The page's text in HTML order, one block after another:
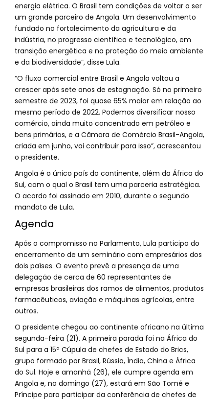
energia elétrica. O Brasil tem condições de voltar a ser
um grande parceiro de Angola. Um desenvolvimento
fundado no fortalecimento da agricultura e da
indústria, no progresso científico e tecnológico, em
transição energética e na proteção do meio ambiente
e da biodiversidade”, disse Lula.
“O fluxo comercial entre Brasil e Angola voltou a
crescer após sete anos de estagnação. Só no primeiro
semestre de 2023, foi quase 65% maior em relação ao
mesmo período de 2022. Podemos diversificar nosso
comércio, ainda muito concentrado em petróleo e
bens primários, e a Câmara de Comércio Brasil-Angola,
criada em junho, vai contribuir para isso”, acrescentou
o presidente.
Angola é o único país do continente, além da África do
Sul, com o qual o Brasil tem uma parceria estratégica.
O acordo foi assinado em 2010, durante o segundo
mandato de Lula.
Agenda
Após o compromisso no Parlamento, Lula participa do
encerramento de um seminário com empresários dos
dois países. O evento prevê a presença de uma
delegação de cerca de 60 representantes de
empresas brasileiras dos ramos de alimentos, produtos
farmacêuticos, aviação e máquinas agrícolas, entre
outros.
O presidente chegou ao continente africano na última
segunda-feira (21). A primeira parada foi na África do
Sul para a 15ª Cúpula de chefes de Estado do Brics,
grupo formado por Brasil, Rússia, Índia, China e África
do Sul. Hoje e amanhã (26), ele cumpre agenda em
Angola e, no domingo (27), estará em São Tomé e
Príncipe para participar da conferência de chefes de